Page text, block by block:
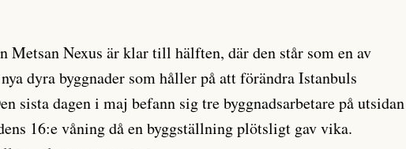
Metsan Nexus är klar till hälften, där den står som en av
dyra byggnader som håller på att förändra Istanbuls
sista dagen i maj befann sig tre byggnadsarbetare på utsidan
16:e våning då en byggställning plötsligt gav vika.